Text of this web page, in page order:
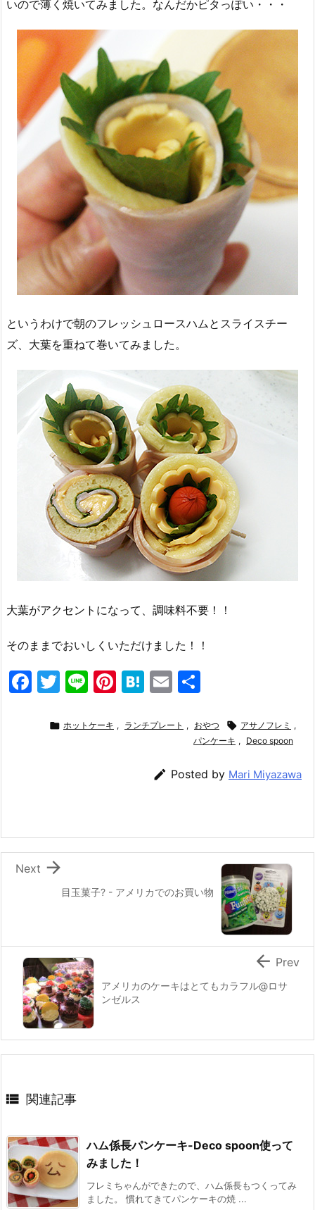
いので薄く焼いてみました。なんだかピタっぽい・・・
というわけで朝のフレッシュロースハムとスライスチー
ズ、大葉を重ねて巻いてみました。
大葉がアクセントになって、調味料不要！！
そのままでおいしくいただけました！！
F
k
T
itt
Li
e
Pi
er
H
e
a
E
ai
 ホットケーキ , ランチプレート , おやつ  アサノフレミ ,
パンケーキ , Deco spoon
 Posted by Mari Miyazawa
目玉菓子? - アメリカでのお買い物

Next
アメリカのケーキはとてもカラフル@ロサ
ンゼルス
 Prev
 関連記事
ハム係長パンケーキ-Deco spoon使って
みました！
フレミちゃんができたので、ハム係長もつくってみ
ました。 慣れてきてパンケーキの焼 ...